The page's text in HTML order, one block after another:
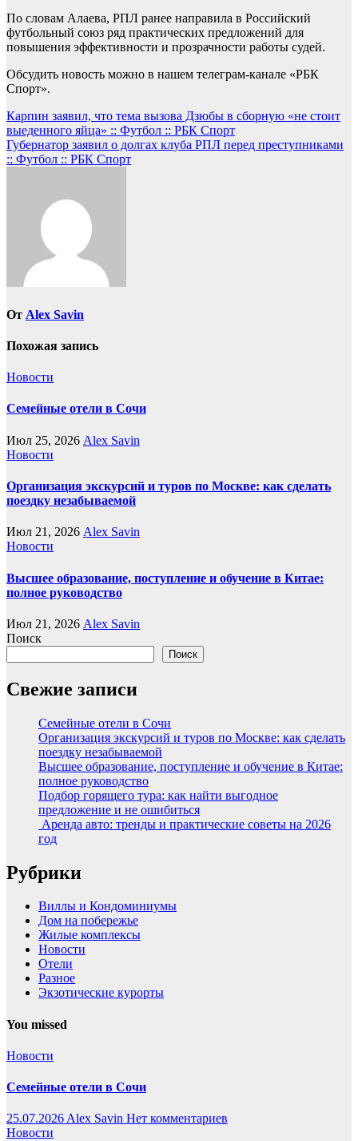
По словам Алаева, РПЛ ранее направила в Российский
футбольный союз ряд практических предложений для
повышения эффективности и прозрачности работы судей.
Обсудить новость можно в нашем телеграм-канале «РБК
Спорт».
Навигация
по
записям
Карпин заявил, что тема вызова Дзюбы в сборную «не стоит
выеденного яйца» :: Футбол :: РБК Спорт
Губернатор заявил о долгах клуба РПЛ перед преступниками
:: Футбол :: РБК Спорт
От Alex Savin
Похожая запись
Новости
Семейные отели в Сочи
Июл 25, 2026 Alex Savin
Новости
Организация экскурсий и туров по Москве: как сделать
поездку незабываемой
Июл 21, 2026 Alex Savin
Новости
Высшее образование, поступление и обучение в Китае:
полное руководство
Июл 21, 2026 Alex Savin
Поиск
Поиск
Свежие записи
Семейные отели в Сочи
Организация экскурсий и туров по Москве: как сделать
поездку незабываемой
Высшее образование, поступление и обучение в Китае:
полное руководство
Подбор горящего тура: как найти выгодное
предложение и не ошибиться
Аренда авто: тренды и практические советы на 2026
год
Рубрики
Виллы и Кондоминиумы
Дом на побережье
Жилые комплексы
Новости
Отели
Разное
Экзотические курорты
You missed
Новости
Семейные отели в Сочи
25.07.2026Alex Savin Нет комментариев
Новости